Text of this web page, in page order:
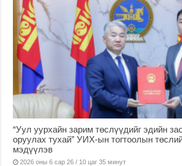
“Уул уурхайн зарим төслүүдийг эдийн
оруулах тухай” УИХ-ын тогтоолын
мэдүүлэв
2026 оны 6 сар 26 / 10 цаг 35 минут